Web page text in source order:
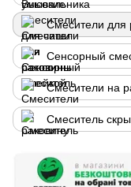
Смесители для
Сенсорный
Смесители на
Смеситель